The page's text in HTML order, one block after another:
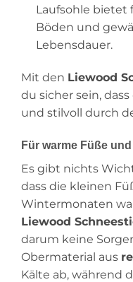
Laufsohle bietet
Böden und
Lebensdauer.
Mit den Liewood
du sicher sein,
und stilvoll durch
Für warme Füße
Es gibt nichts
dass die kleinen
Wintermonaten
Liewood
darum keine
Obermaterial aus
Kälte ab, während